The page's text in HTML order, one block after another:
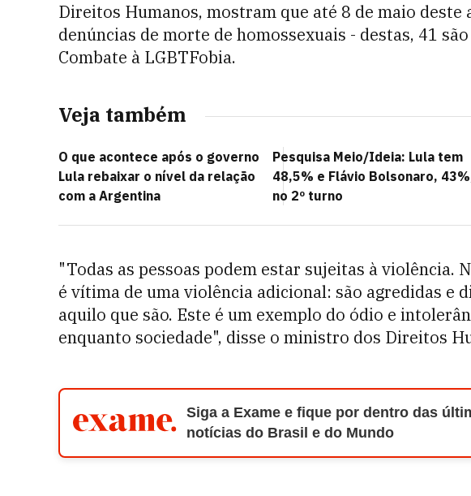
Direitos Humanos, mostram que até 8 de maio
denúncias de morte de homossexuais - destas, 41
Combate à LGBTFobia.
Veja também
O que acontece após o governo
Lula rebaixar o nível da relação
com a Argentina
Pesquisa Meio/Ideia: Lula tem
48,5% e Flávio Bolsonaro,
no 2º turno
"Todas as pessoas podem estar sujeitas à violência.
é vítima de uma violência adicional: são agredidas e
aquilo que são. Este é um exemplo do ódio e
enquanto sociedade", disse o ministro dos Direitos
Siga a Exame e fique por dentro das
notícias do Brasil e do Mundo